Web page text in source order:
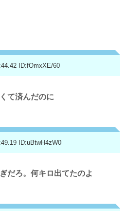
ID:fOmxXE/60
て済んだのに
ID:uBtwH4zW0
だろ。何キロ出てたのよ